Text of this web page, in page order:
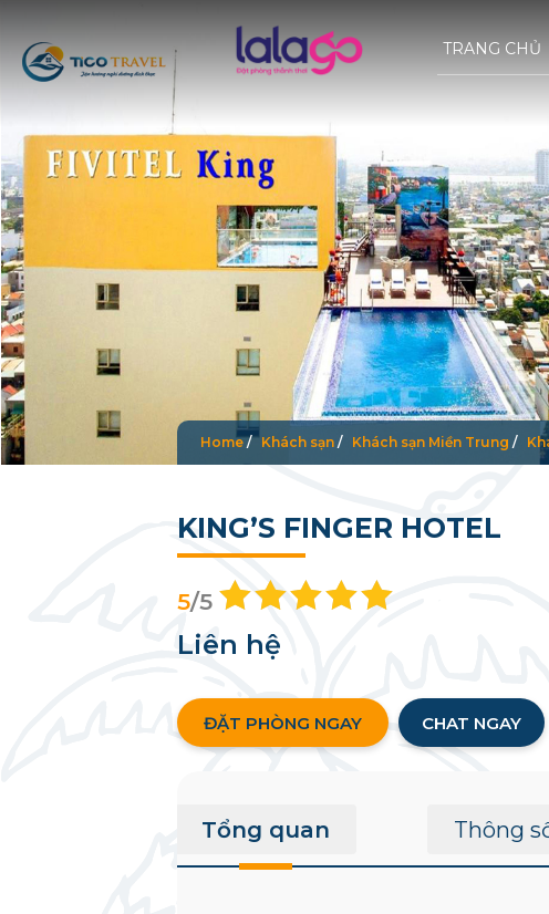
TRANG CHỦ
Home/ Khách sạn / Khách sạn Miền Trung /
KING’S FINGER HOTEL
5/5
Liên hệ
ĐẶT PHÒNG NGAY CHAT NGAY
Tổng quan Thông